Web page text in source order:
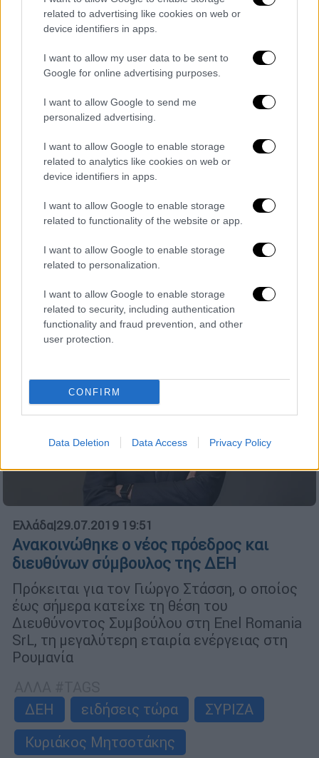
related to advertising like cookies on web or
device identifiers in apps.
I want to allow my user data to be sent to
Google for online advertising purposes.
I want to allow Google to send me
personalized advertising.
I want to allow Google to enable storage
related to analytics like cookies on web or
device identifiers in apps.
I want to allow Google to enable storage
related to functionality of the website or app.
I want to allow Google to enable storage
related to personalization.
I want to allow Google to enable storage
related to security, including authentication
functionality and fraud prevention, and other
user protection.
CONFIRM
Data Deletion Data Access Privacy Policy
Γιώργος Στάσσης για ΔΕΗ: Ξεπερνά τα
800 εκατ. το ταμειακό πρόβλημα
Ο νέος πρόεδρος και διευθύνων σύμβουλος,
Γιώργος Στάσσης, τόνισε ότι βασικός
στόχος είναι να γυρίσει σε αναπτυξιακή
τροχιά η ΔΕΗ
Ελλάδα|29.07.2019 19:51
Ανακοινώθηκε ο νέος πρόεδρος και
διευθύνων σύμβουλος της ΔΕΗ
Πρόκειται για τον Γιώργο Στάσση, ο οποίος
έως σήμερα κατείχε τη θέση του
Διευθύνοντος Συμβούλου στη Εnel Romania
SrL, τη μεγαλύτερη εταιρία ενέργειας στη
Ρουμανία
ΔΕΗ
ειδήσεις τώρα
ΣΥΡΙΖΑ
Κυριάκος Μητσοτάκης